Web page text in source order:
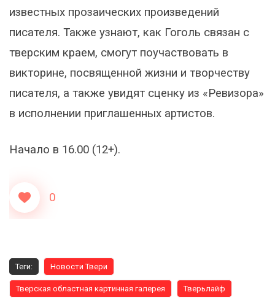
известных прозаических произведений
писателя. Также узнают, как Гоголь связан с
тверским краем, смогут поучаствовать в
викторине, посвященной жизни и творчеству
писателя, а также увидят сценку из «Ревизора»
в исполнении приглашенных артистов.
Начало в 16.00 (12+).
0
Теги: Новости Твери
Тверская областная картинная галерея Тверьлайф